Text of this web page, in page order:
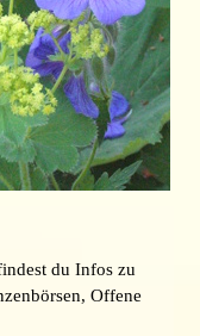
du Infos zu
Offene